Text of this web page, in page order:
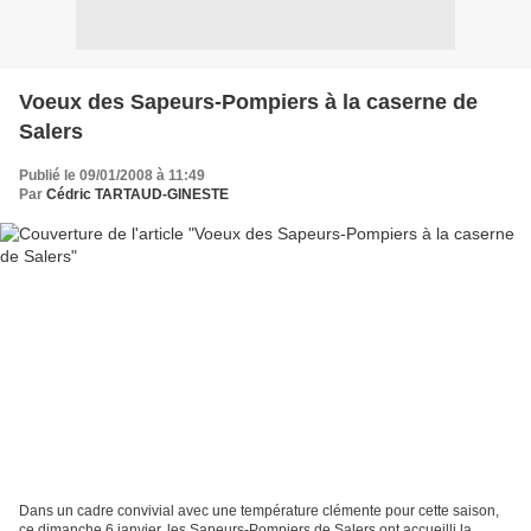
Voeux des Sapeurs-Pompiers à la caserne de
Salers
Publié le 09/01/2008 à 11:49
Par Cédric TARTAUD-GINESTE
Dans un cadre convivial avec une température clémente pour cette saison,